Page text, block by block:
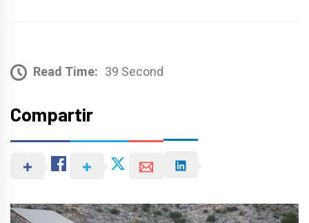
Read Time: 39 Second
Compartir